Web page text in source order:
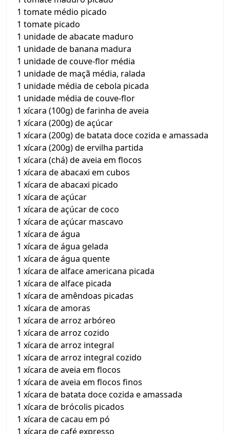
1 tomate médio picado
1 tomate picado
1 unidade de abacate maduro
1 unidade de banana madura
1 unidade de couve-flor média
1 unidade de maçã média, ralada
1 unidade média de cebola picada
1 unidade média de couve-flor
1 xícara (100g) de farinha de aveia
1 xícara (200g) de açúcar
1 xícara (200g) de batata doce cozida e amassada
1 xícara (200g) de ervilha partida
1 xícara (chá) de aveia em flocos
1 xícara de abacaxi em cubos
1 xícara de abacaxi picado
1 xícara de açúcar
1 xícara de açúcar de coco
1 xícara de açúcar mascavo
1 xícara de água
1 xícara de água gelada
1 xícara de água quente
1 xícara de alface americana picada
1 xícara de alface picada
1 xícara de amêndoas picadas
1 xícara de amoras
1 xícara de arroz arbóreo
1 xícara de arroz cozido
1 xícara de arroz integral
1 xícara de arroz integral cozido
1 xícara de aveia em flocos
1 xícara de aveia em flocos finos
1 xícara de batata doce cozida e amassada
1 xícara de brócolis picados
1 xícara de cacau em pó
1 xícara de café expresso